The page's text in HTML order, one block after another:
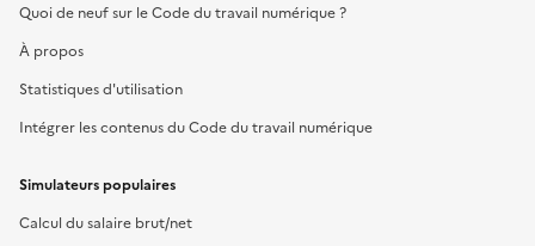
Quoi de neuf sur le Code du travail numérique ?
À propos
Statistiques d'utilisation
Intégrer les contenus du Code du travail numérique
Simulateurs populaires
Calcul du salaire brut/net